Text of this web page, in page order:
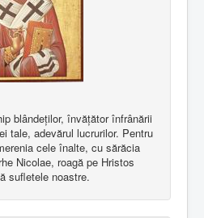
blândeţilor, învăţător înfrânării
tale, adevărul lucrurilor. Pentru
cele înalte, cu sărăcia
Nicolae, roagă pe Hristos
sufletele noastre.